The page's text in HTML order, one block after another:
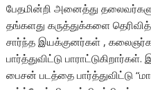
பேதமின்றி அனைத்து
தங்களது கருத்துக்களை
சார்ந்த இயக்குனர்கள் ,
பார்த்துவிட்டு
பைசன் படத்தை பார்த்துவிட்டு